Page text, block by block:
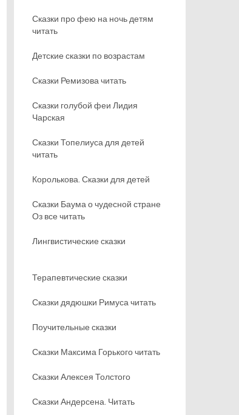
Сказки про фею на ночь детям
читать
Детские сказки по возрастам
Сказки Ремизова читать
Сказки голубой феи Лидия
Чарская
Сказки Топелиуса для детей
читать
Королькова. Сказки для детей
Сказки Баума о чудесной стране
Оз все читать
Лингвистические сказки
Терапевтические сказки
Сказки дядюшки Римуса читать
Поучительные сказки
Сказки Максима Горького читать
Сказки Алексея Толстого
Сказки Андерсена. Читать